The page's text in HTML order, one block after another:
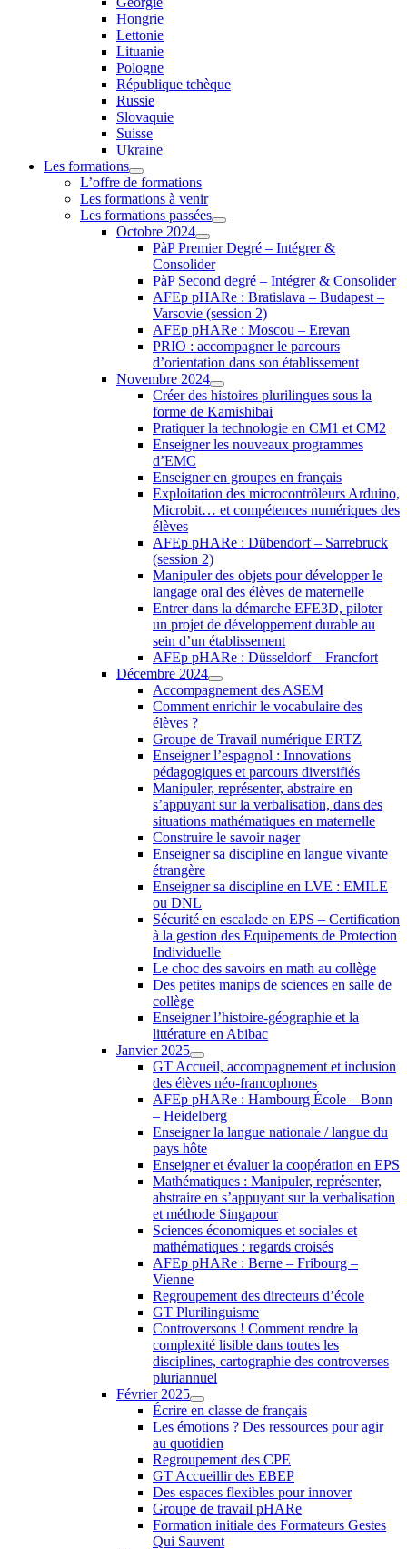
Hongrie
Lettonie
Lituanie
Pologne
République tchèque
Russie
Slovaquie
Suisse
Ukraine
Les formations
L’offre de formations
Les formations à venir
Les formations passées
Octobre 2024
PàP Premier Degré – Intégrer &
Consolider
PàP Second degré – Intégrer & Consolider
AFEp pHARe : Bratislava – Budapest –
Varsovie (session 2)
AFEp pHARe : Moscou – Erevan
PRIO : accompagner le parcours
d’orientation dans son établissement
Novembre 2024
Créer des histoires plurilingues sous la
forme de Kamishibai
Pratiquer la technologie en CM1 et CM2
Enseigner les nouveaux programmes
d’EMC
Enseigner en groupes en français
Exploitation des microcontrôleurs Arduino,
Microbit… et compétences numériques des
élèves
AFEp pHARe : Dübendorf – Sarrebruck
(session 2)
Manipuler des objets pour développer le
langage oral des élèves de maternelle
Entrer dans la démarche EFE3D, piloter
un projet de développement durable au
sein d’un établissement
AFEp pHARe : Düsseldorf – Francfort
Décembre 2024
Accompagnement des ASEM
Comment enrichir le vocabulaire des
élèves ?
Groupe de Travail numérique ERTZ
Enseigner l’espagnol : Innovations
pédagogiques et parcours diversifiés
Manipuler, représenter, abstraire en
s’appuyant sur la verbalisation, dans des
situations mathématiques en maternelle
Construire le savoir nager
Enseigner sa discipline en langue vivante
étrangère
Enseigner sa discipline en LVE : EMILE
ou DNL
Sécurité en escalade en EPS – Certification
à la gestion des Equipements de Protection
Individuelle
Le choc des savoirs en math au collège
Des petites manips de sciences en salle de
collège
Enseigner l’histoire-géographie et la
littérature en Abibac
Janvier 2025
GT Accueil, accompagnement et inclusion
des élèves néo-francophones
AFEp pHARe : Hambourg École – Bonn
– Heidelberg
Enseigner la langue nationale / langue du
pays hôte
Enseigner et évaluer la coopération en EPS
Mathématiques : Manipuler, représenter,
abstraire en s’appuyant sur la verbalisation
et méthode Singapour
Sciences économiques et sociales et
mathématiques : regards croisés
AFEp pHARe : Berne – Fribourg –
Vienne
Regroupement des directeurs d’école
GT Plurilinguisme
Controversons ! Comment rendre la
complexité lisible dans toutes les
disciplines, cartographie des controverses
pluriannuel
Février 2025
Écrire en classe de français
Les émotions ? Des ressources pour agir
au quotidien
Regroupement des CPE
GT Accueillir des EBEP
Des espaces flexibles pour innover
Groupe de travail pHARe
Formation initiale des Formateurs Gestes
Qui Sauvent